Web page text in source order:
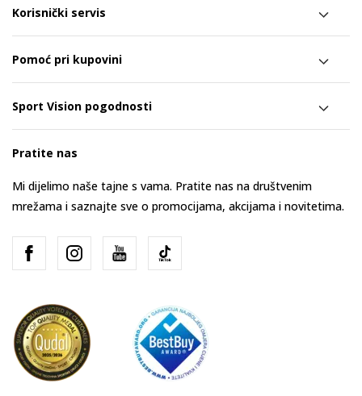
Korisnički servis
Pomoć pri kupovini
Sport Vision pogodnosti
Pratite nas
Mi dijelimo naše tajne s vama. Pratite nas na društvenim
mrežama i saznajte sve o promocijama, akcijama i novitetima.